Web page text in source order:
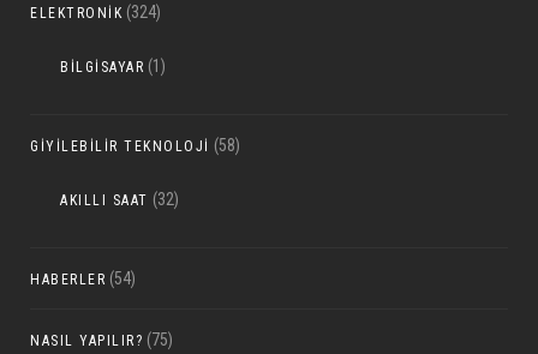
ELEKTRONIK (324)
BILGISAYAR (1)
GIYILEBILIR TEKNOLOJI (58)
AKILLI SAAT (32)
HABERLER (54)
NASIL YAPILIR? (75)